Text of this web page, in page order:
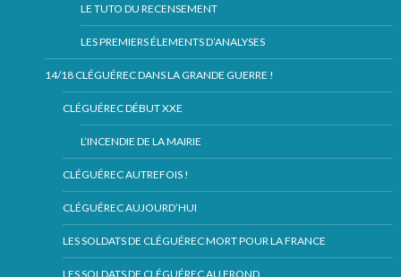
LE TUTO DU RECENSEMENT
LES PREMIERS ÉLEMENTS D’ANALYSES
14/18 CLÉGUÉREC DANS LA GRANDE GUERRE !
CLÉGUÉREC DÉBUT XXE
L’INCENDIE DE LA MAIRIE
CLÉGUÉREC AUTREFOIS !
CLÉGUÉREC AUJOURD’HUI
LES SOLDATS DE CLÉGUÉREC MORT POUR LA FRANCE
LES SOLDATS DE CLÉGUÉREC AU FROND